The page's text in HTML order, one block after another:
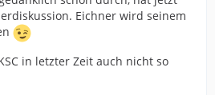
Eichner wird seinem
in letzter Zeit auch nicht so